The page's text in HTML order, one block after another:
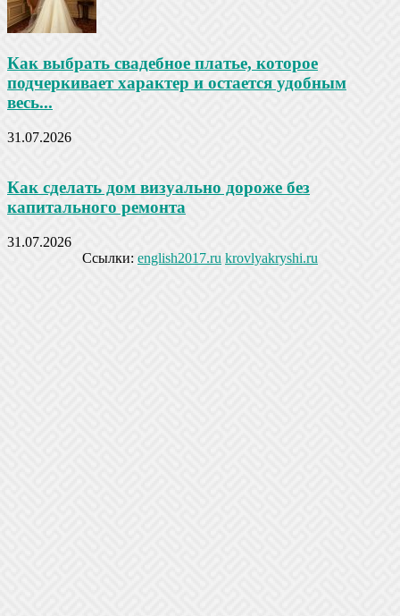
Как выбрать свадебное платье, которое
подчеркивает характер и остается удобным
весь...
31.07.2026
Как сделать дом визуально дороже без
капитального ремонта
31.07.2026
Ссылки: english2017.ru krovlyakryshi.ru